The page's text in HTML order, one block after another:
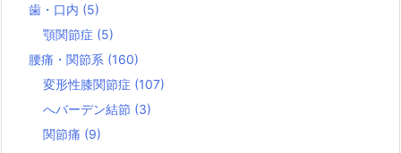
歯・口内 (5)
顎関節症 (5)
腰痛・関節系 (160)
変形性膝関節症 (107)
へバーデン結節 (3)
関節痛 (9)